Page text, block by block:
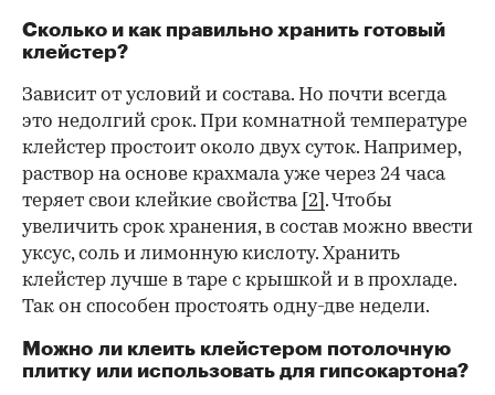
Сколько и как правильно хранить готовый
клейстер?
Зависит от условий и состава. Но почти всегда
это недолгий срок. При комнатной температуре
клейстер простоит около двух суток. Например,
раствор на основе крахмала уже через 24 часа
теряет свои клейкие свойства [2] . Чтобы
увеличить срок хранения, в состав можно ввести
уксус, соль и лимонную кислоту. Хранить
клейстер лучше в таре с крышкой и в прохладе.
Так он способен простоять одну-две недели.
Можно ли клеить клейстером потолочную
плитку или использовать для гипсокартона?